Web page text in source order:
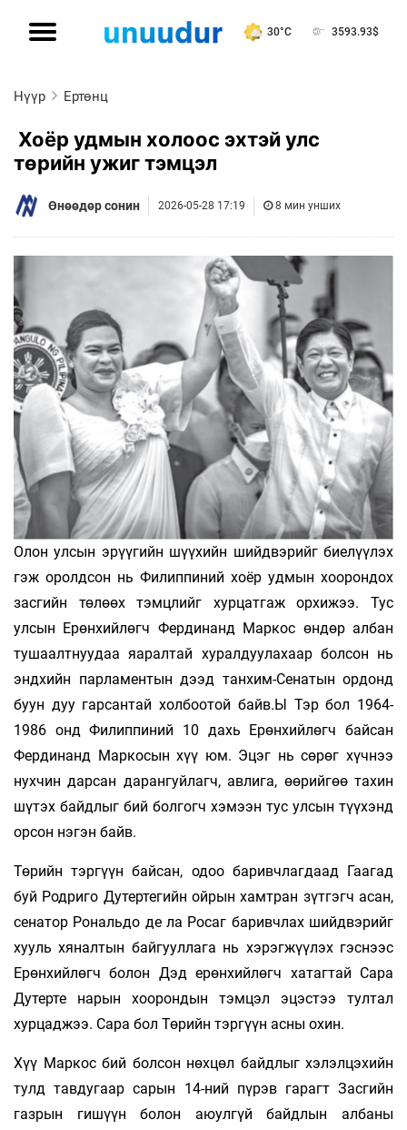
30°C 3593.93$
Нүүр Ертөнц
Хоёр удмын холоос эхтэй улс
төрийн ужиг тэмцэл
Өнөөдөр сонин 2026-05-28 17:19 8 мин унших
Олон улсын эрүүгийн шүүхийн шийдвэрийг биелүүлэх
гэж оролдсон нь Филиппиний хоёр удмын хоорондох
засгийн төлөөх тэмцлийг хурцатгаж орхижээ. Тус
улсын Ерөнхийлөгч Фердинанд Маркос өндөр албан
тушаалтнуудаа яаралтай хуралдуулахаар болсон нь
эндхийн парламентын дээд танхим-Сенатын ордонд
буун дуу гарсантай холбоотой байв.Ы Тэр бол 1964-
1986 онд Филиппиний 10 дахь Ерөнхийлөгч байсан
Фердинанд Маркосын хүү юм. Эцэг нь сөрөг хүчнээ
нухчин дарсан дарангуйлагч, авлига, өөрийгөө тахин
шүтэх байдлыг бий болгогч хэмээн тус улсын түүхэнд
орсон нэгэн байв.
Төрийн тэргүүн байсан, одоо баривчлагдаад Гаагад
буй Родриго Дутертегийн ойрын хамтран зүтгэгч асан,
сенатор Рональдо де ла Росаг баривчлах шийдвэрийг
хууль хяналтын байгууллага нь хэрэгжүүлэх гэснээс
Ерөнхийлөгч болон Дэд ерөнхийлөгч хатагтай Сара
Дутерте нарын хоорондын тэмцэл эцэстээ тултал
хурцаджээ. Сара бол Төрийн тэргүүн асны охин.
Хүү Маркос бий болсон нөхцөл байдлыг хэлэлцэхийн
тулд тавдугаар сарын 14-ний пүрэв гарагт Засгийн
газрын гишүүн болон аюулгүй байдлын албаны